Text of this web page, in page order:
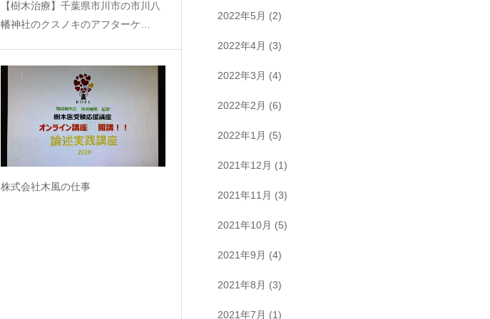
【樹木治療】千葉県市川市の市川八
幡神社のクスノキのアフターケ…
株式会社木風の仕事
2022年5月 (2)
2022年4月 (3)
2022年3月 (4)
2022年2月 (6)
2022年1月 (5)
2021年12月 (1)
2021年11月 (3)
2021年10月 (5)
2021年9月 (4)
2021年8月 (3)
2021年7月 (1)